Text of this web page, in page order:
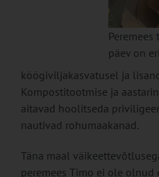
päev on
köögiviljakasvatusel ja
Kompostitootmise ja
aitavad hoolitseda
nautivad rohumaakanad.
Täna maal
peremees Timo ei ole